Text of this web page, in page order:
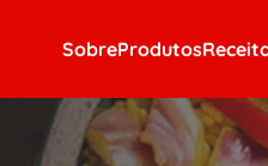
SobreProdutos